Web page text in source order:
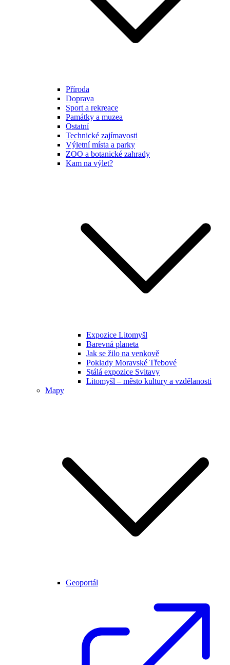
Příroda
Doprava
Sport a rekreace
Památky a muzea
Ostatní
Technické zajímavosti
Výletní místa a parky
ZOO a botanické zahrady
Kam na výlet?
Expozice Litomyšl
Barevná planeta
Jak se žilo na venkově
Poklady Moravské Třebové
Stálá expozice Svitavy
Litomyšl – město kultury a vzdělanosti
Mapy
Geoportál